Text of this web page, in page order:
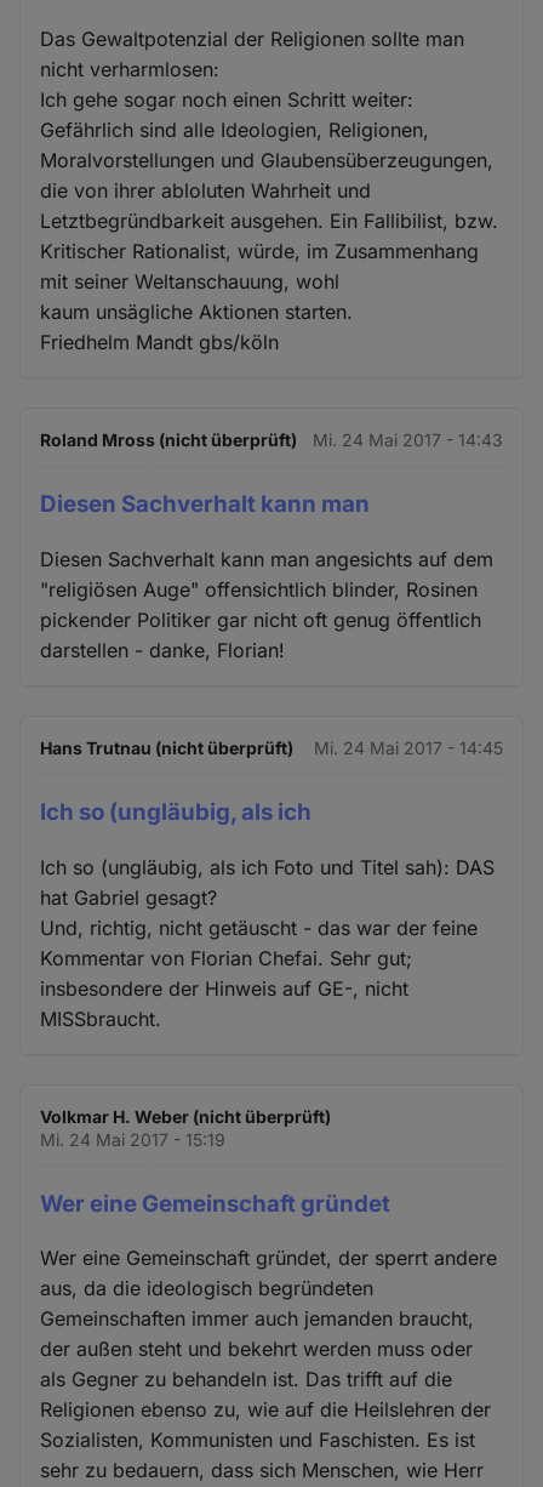
Das Gewaltpotenzial der Religionen sollte man
nicht verharmlosen:
Ich gehe sogar noch einen Schritt weiter:
Gefährlich sind alle Ideologien, Religionen,
Moralvorstellungen und Glaubensüberzeugungen,
die von ihrer abloluten Wahrheit und
Letztbegründbarkeit ausgehen. Ein Fallibilist, bzw.
Kritischer Rationalist, würde, im Zusammenhang
mit seiner Weltanschauung, wohl
kaum unsägliche Aktionen starten.
Friedhelm Mandt gbs/köln
Roland Mross (nicht überprüft) Mi. 24 Mai 2017 - 14:43
Diesen Sachverhalt kann man
Diesen Sachverhalt kann man angesichts auf dem
"religiösen Auge" offensichtlich blinder, Rosinen
pickender Politiker gar nicht oft genug öffentlich
darstellen - danke, Florian!
Hans Trutnau (nicht überprüft) Mi. 24 Mai 2017 - 14:45
Ich so (ungläubig, als ich
Ich so (ungläubig, als ich Foto und Titel sah): DAS
hat Gabriel gesagt?
Und, richtig, nicht getäuscht - das war der feine
Kommentar von Florian Chefai. Sehr gut;
insbesondere der Hinweis auf GE-, nicht
MISSbraucht.
Volkmar H. Weber (nicht überprüft)
Mi. 24 Mai 2017 - 15:19
Wer eine Gemeinschaft gründet
Wer eine Gemeinschaft gründet, der sperrt andere
aus, da die ideologisch begründeten
Gemeinschaften immer auch jemanden braucht,
der außen steht und bekehrt werden muss oder
als Gegner zu behandeln ist. Das trifft auf die
Religionen ebenso zu, wie auf die Heilslehren der
Sozialisten, Kommunisten und Faschisten. Es ist
sehr zu bedauern, dass sich Menschen, wie Herr